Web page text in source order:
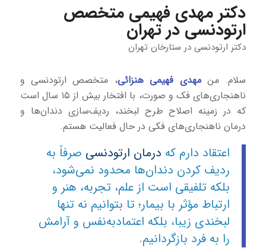
دکتر مهدی فهیمی متخصص
ارتودنسی در تهران
دکتر ارتودنسی در ستارخان تهران
سلام. منمهدی فهیمی هنزائی، متخصص ارتودنسی و
ناهنجاری‌های فک و صورت، با افتخار بیش از ۱۵ سال است
که در زمینه اصلاح طرح لبخند، ردیف‌سازی دندان‌ها و
درمان ناهنجاری‌های فکی در حال فعالیت هستم.
اعتقاد دارم که درمان ارتودنسی صرفاً به
ردیف کردن دندان‌ها محدود نمی‌شود،
بلکه تلفیقی است از علم، تجربه، هنر و
ارتباط مؤثر با بیمار؛ تا بتوانیم نه تنها
لبخندی زیبا، بلکه اعتمادبه‌نفس و آرامش
را به فرد بازگردانیم.